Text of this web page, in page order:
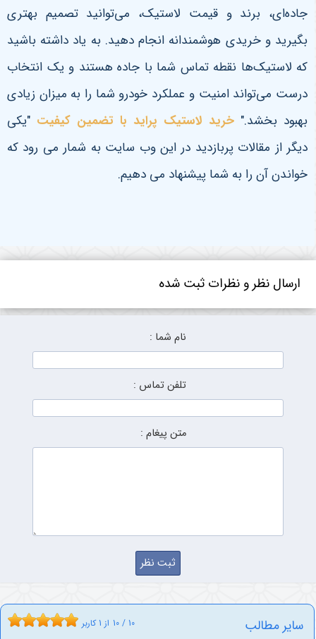
جاده‌ای، برند و قیمت لاستیک، می‌توانید تصمیم بهتری
بگیرید و خریدی هوشمندانه انجام دهید. به یاد داشته باشید
که لاستیک‌ها نقطه تماس شما با جاده هستند و یک انتخاب
درست می‌تواند امنیت و عملکرد خودرو شما را به میزان زیادی
بهبود بخشد." خرید لاستیک پراید با تضمین کیفیت "یکی
دیگر از مقالات پربازدید در این وب سایت به شمار می رود که
خواندن آن را به شما پیشنهاد می دهیم.
ارسال نظر و نظرات ثبت شده
نام شما :
تلفن تماس :
متن پیغام :
سایر مطالب 10 / 10 از 1 کاربر